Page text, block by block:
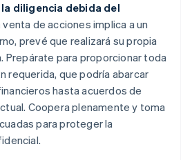
diligencia debida del
venta de acciones implica a un
prevé que realizará su propia
Prepárate para proporcionar toda
requerida, que podría abarcar
hasta acuerdos de
Coopera plenamente y toma
para proteger la